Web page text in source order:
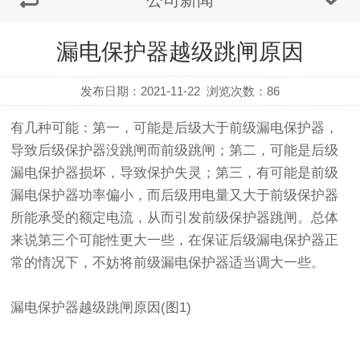
漏电保护器越级跳闸原因
发布日期：2021-11-22 浏览次数：86
有几种可能：第一，可能是后级大于前级漏电保护器，
导致后级保护器没跳闸而前级跳闸；第二，可能是后级
漏电保护器损坏，导致保护失灵；第三，有可能是前级
漏电保护器功率偏小，而后级用电量又大于前级保护器
所能承受的额定电流，从而引发前级保护器跳闸。总体
来说第三个可能性更大一些，在保证后级漏电保护器正
常的情况下，不妨将前级漏电保护器适当调大一些。
漏电保护器越级跳闸原因(图1)